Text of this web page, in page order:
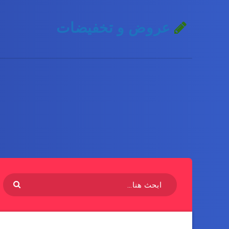
عروض و تخفيضات